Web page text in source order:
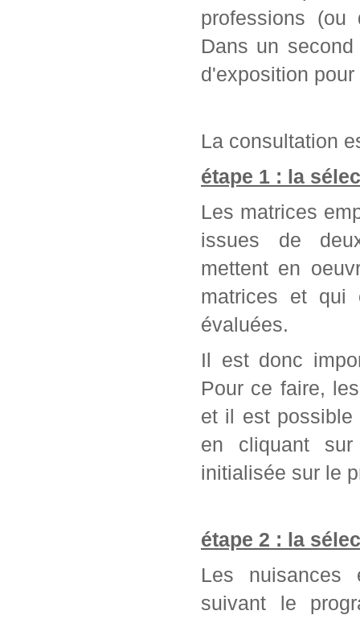
professions (ou
Dans un
d'exposition
La consultation
étape 1 : la
Les matrices
issues de
mettent en
matrices et qui
évaluées.
Il est donc
Pour ce faire,
et il est possible
en cliquant
initialisée sur le
étape 2 : la
Les nuisances
suivant le